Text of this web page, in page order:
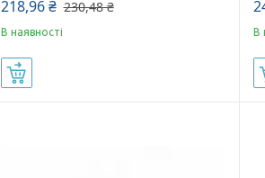
218,96 ₴ 230,48 ₴
В наявності В